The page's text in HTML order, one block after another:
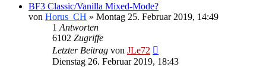
BF3 Classic/Vanilla Mixed-Mode?
von Horus_CH » Montag 25. Februar 2019, 14:49
1 Antworten
6102 Zugriffe
Letzter Beitrag von JLe72
Dienstag 26. Februar 2019, 18:43